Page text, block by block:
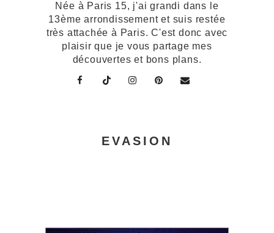
Née à Paris 15, j'ai grandi dans le
13ème arrondissement et suis restée
très attachée à Paris. C'est donc avec
plaisir que je vous partage mes
découvertes et bons plans.
EVASION